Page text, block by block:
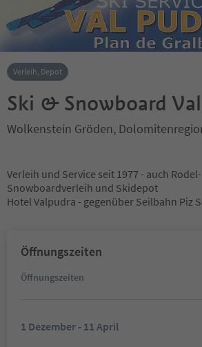
Verleih, Depot
Ski & Snowboard
Wolkenstein Gröden,
Verleih und Service seit 1977 - auch
Snowboardverleih und Skidepot
Hotel Valpudra - gegenüber Seilbahn Piz
Öffnungszeiten
Öffnungszeiten
1 Dezember - 11 April